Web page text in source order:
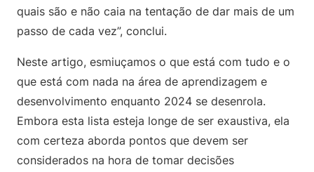
quais são e não caia na tentação de dar mais de um
passo de cada vez”, conclui.
Neste artigo, esmiuçamos o que está com tudo e o
que está com nada na área de aprendizagem e
desenvolvimento enquanto 2024 se desenrola.
Embora esta lista esteja longe de ser exaustiva, ela
com certeza aborda pontos que devem ser
considerados na hora de tomar decisões